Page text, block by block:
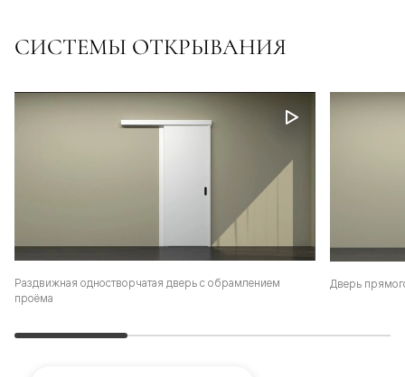
СИСТЕМЫ ОТКРЫВАНИЯ
Раздвижная одностворчатая дверь с обрамлением
проёма
Дверь